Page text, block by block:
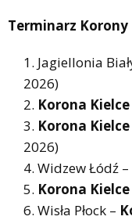
Terminarz Korony
Jagiellonia
2026)
Korona Kielce
Korona Kielce
2026)
Widzew Łódź –
Korona Kielce
Wisła Płock –